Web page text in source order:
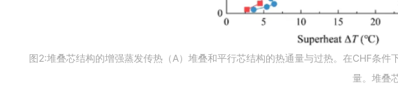
图2:堆叠芯结构的增强蒸发传热（A）堆叠和平行芯结构的热通量与过热。在CHF条
量。堆叠